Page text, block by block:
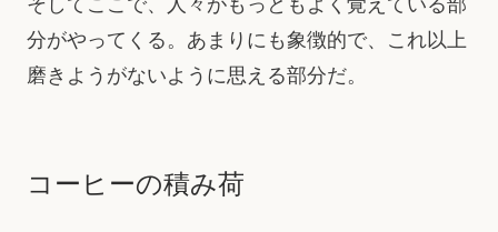
分がやってくる。あまりにも象徴的で、これ以上
磨きようがないように思える部分だ。
コーヒーの積み荷